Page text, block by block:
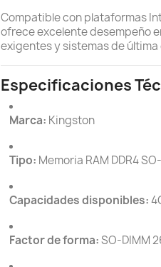
Compatible con plataformas
ofrece excelente desempeño
exigentes y sistemas de
Especificaciones
Marca: Kingston
Tipo: Memoria RAM DDR4
Capacidades disponibles:
Factor de forma:SO-DIMM